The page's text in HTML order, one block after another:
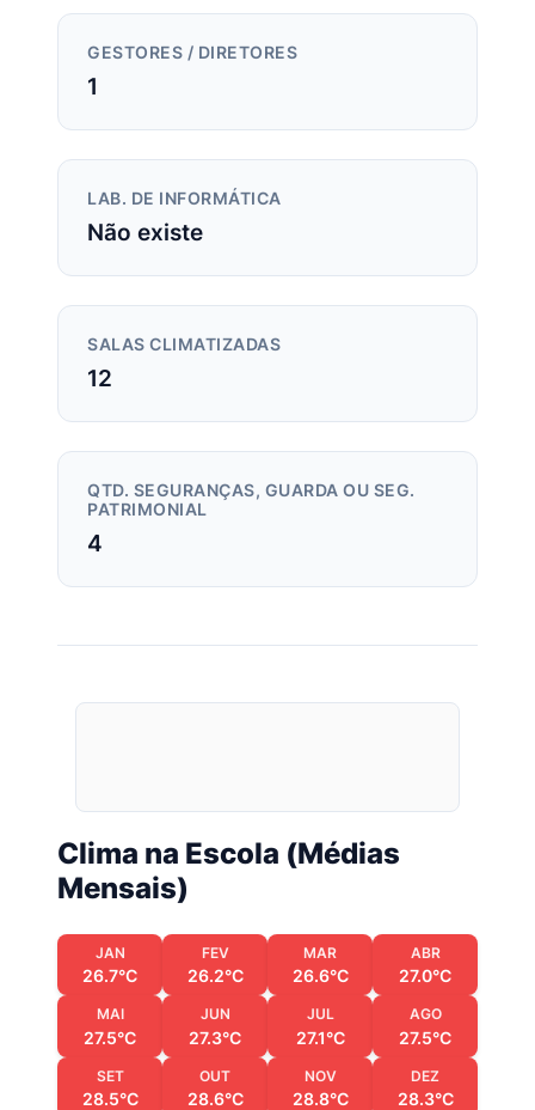
GESTORES / DIRETORES
1
LAB. DE INFORMÁTICA
Não existe
SALAS CLIMATIZADAS
12
QTD. SEGURANÇAS, GUARDA OU SEG.
PATRIMONIAL
4
Clima na Escola (Médias
Mensais)
JAN
26.7°C
FEV
26.2°C
MAR
26.6°C
ABR
27.0°C
MAI
27.5°C
JUN
27.3°C
JUL
27.1°C
AGO
27.5°C
SET
28.5°C
OUT
28.6°C
NOV
28.8°C
DEZ
28.3°C